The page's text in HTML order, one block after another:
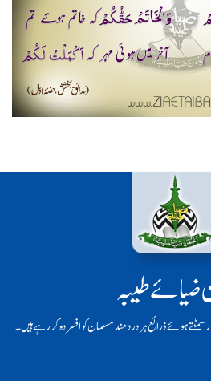
ضیائے طیبہ
ہوئے ذرائع ہر دردمند مسلمان کو افسردہ کر رہے ہیں۔